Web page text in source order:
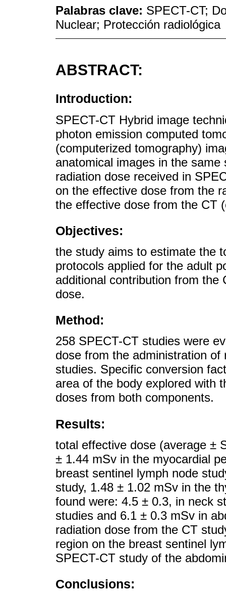
Palabras clave: SPECT-CT;
Nuclear; Protección radiológica
ABSTRACT:
Introduction:
SPECT-CT Hybrid image
photon emission computed
(computerized tomography)
anatomical images in the
radiation dose received in
on the effective dose from the
the effective dose from the CT
Objectives:
the study aims to estimate the
protocols applied for the adult
additional contribution from
dose.
Method:
258 SPECT-CT studies were
dose from the administration
studies. Specific conversion
area of the body explored with
doses from both components.
Results:
total effective dose (average ±
± 1.44 mSv in the myocardial
breast sentinel lymph node
study, 1.48 ± 1.02 mSv in the
found were: 4.5 ± 0.3, in neck
studies and 6.1 ± 0.3 mSv in
radiation dose from the CT
region on the breast sentinel
SPECT-CT study of the
Conclusions: